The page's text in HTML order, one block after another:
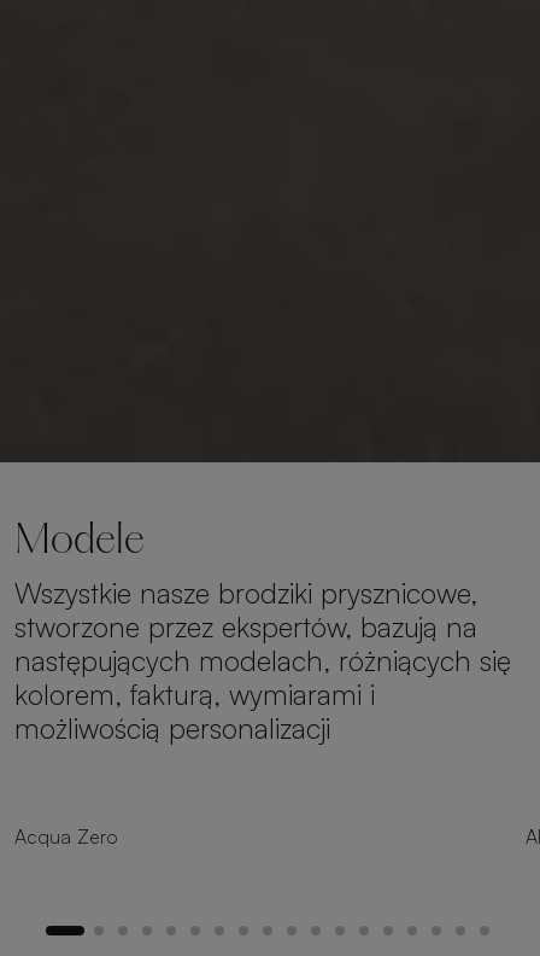
Modele
Wszystkie nasze brodziki prysznicowe,
stworzone przez ekspertów, bazują na
następujących modelach, różniących się
kolorem, fakturą, wymiarami i
możliwością personalizacji
Acqua Zero